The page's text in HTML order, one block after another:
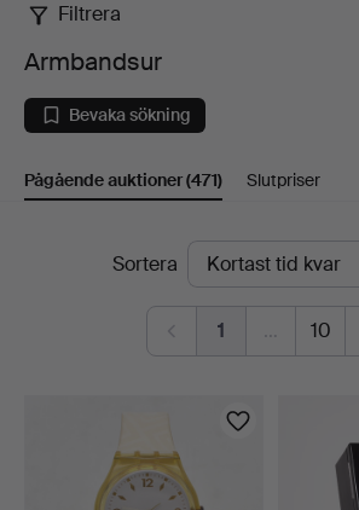
Armbandsur
Filtrera
Armbandsur
Bevaka sökning
Pågående auktioner(471) Slutpriser
PågåendeSortera
1 … 10